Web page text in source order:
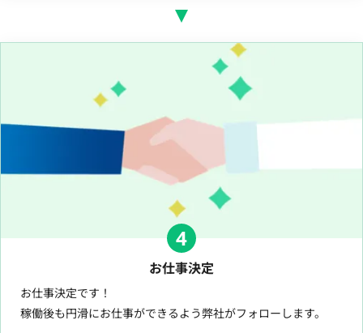
4
お仕事決定
お仕事決定です！
稼働後も円滑にお仕事ができるよう弊社がフォローします。